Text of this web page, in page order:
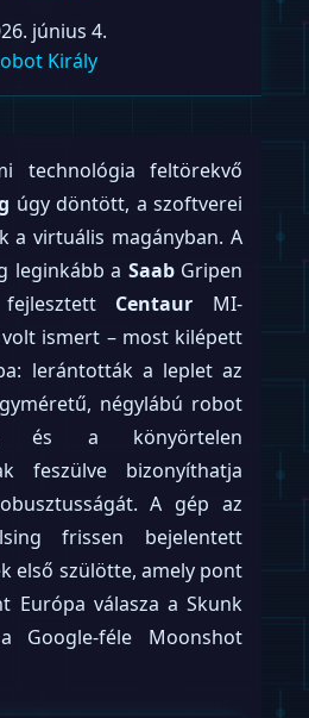
június 4.
Király
technológia feltörekvő
úgy döntött, a szoftverei
a virtuális magányban. A
leginkább a SaabGripen
fejlesztett Centaur MI-
ismert – most kilépett
lerántották a leplet az
négylábú robot
és a könyörtelen
feszülve bizonyíthatja
A gép az
frissen bejelentett
első szülötte, amely pont
Európa válasza a Skunk
Google-féle Moonshot